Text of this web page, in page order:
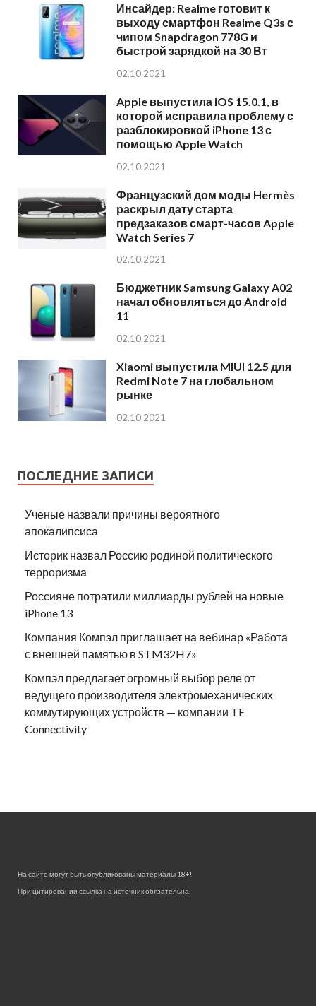
Инсайдер: Realme готовит к
выходу смартфон Realme Q3s с
чипом Snapdragon 778G и
быстрой зарядкой на 30 Вт
02.10.2021
Apple выпустила iOS 15.0.1, в
которой исправила проблему с
разблокировкой iPhone 13 с
помощью Apple Watch
02.10.2021
Французский дом моды Hermès
раскрыл дату старта
предзаказов смарт-часов Apple
Watch Series 7
02.10.2021
Бюджетник Samsung Galaxy A02
начал обновляться до Android
11
02.10.2021
Xiaomi выпустила MIUI 12.5 для
Redmi Note 7 на глобальном
рынке
02.10.2021
ПОСЛЕДНИЕ ЗАПИСИ
Ученые назвали причины вероятного
апокалипсиса
Историк назвал Россию родиной политического
терроризма
Россияне потратили миллиарды рублей на новые
iPhone 13
Компания Компэл приглашает на вебинар «Работа
с внешней памятью в STM32H7»
Компэл предлагает огромный выбор реле от
ведущего производителя электромеханических
коммутирующих устройств — компании TE
Connectivity
На сайте могут быть опубликованы материалы 18+!
При цитировании ссылка на источник обязательна.